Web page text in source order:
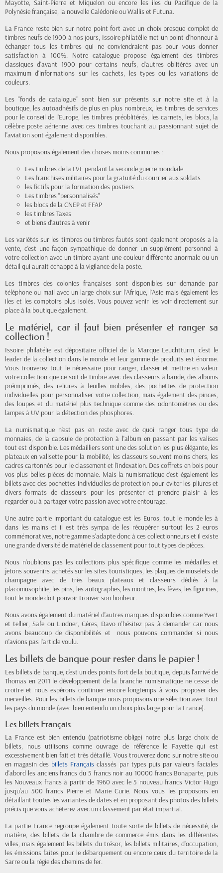
Mayotte, Saint-Pierre et Miquelon ou encore les iles du Pacifique de la
Polynésie française, la nouvelle Calédonie ou Wallis et Futuna.
La France reste bien sur notre point fort avec un choix presque complet de
timbres neufs de 1900 à nos jours, Issoire philatélie met un point d'honneur à
échanger tous les timbres qui ne conviendraient pas pour vous donner
satisfaction à 100%. Notre catalogue propose également des timbres
classiques d'avant 1900 pour certains neufs, d'autres oblitérés avec un
maximum d'informations sur les cachets, les types ou les variations de
couleurs.
Les "fonds de catalogue" sont bien sur présents sur notre site et à la
boutique, les autoadhésifs de plus en plus nombreux, les timbres de services
pour le conseil de l’Europe, les timbres préoblitérés, les carnets, les blocs, la
célèbre poste aérienne avec ces timbres touchant au passionnant sujet de
l'aviation sont également disponibles.
Nous proposons également des choses moins communes :
Les timbres de la LVF pendant la seconde guerre mondiale
Les franchises militaires pour la gratuité du courrier aux soldats
les fictifs pour la formation des postiers
Les timbres "personnalisés"
les blocs de la CNEP et FFAP
les timbres Taxes
et biens d'autres à venir
Les variétés sur les timbres ou timbres fautés sont également proposés a la
vente, c'est une façon sympathique de donner un supplément personnel à
votre collection avec un timbre ayant une couleur différente anormale ou un
détail qui aurait échappé à la vigilance de la poste.
Les timbres des colonies françaises sont disponibles sur demande par
téléphone ou mail avec un large choix sur l’Afrique, l’Asie mais également les
iles et les comptoirs plus isolés. Vous pouvez venir les voir directement sur
place à la boutique également.
Le matériel, car il faut bien présenter et ranger sa
collection !
Issoire philatélie est dépositaire officiel de la Marque Leuchtturm, c'est le
leader de la collection dans le monde et leur gamme de produits est énorme.
Vous trouverez tout le nécessaire pour ranger, classer et mettre en valeur
votre collection que ce soit de timbre avec des classeurs à bande, des albums
préimprimés, des reliures à feuilles mobiles, des pochettes de protection
individuelles pour personnaliser votre collection, mais également des pinces,
des loupes et du matériel plus technique comme des odontomètres ou des
lampes à UV pour la détection des phosphores.
La numismatique n'est pas en reste avec de quoi ranger tous type de
monnaies, de la capsule de protection à l'album en passant par les valises
tout est disponible. Les médailliers sont une des solution les plus élégante, les
plateaux en valisette pour la mobilité, les classeurs souvent moins chers, les
cadres cartonnés pour le classement et l'indexation. Des coffrets en bois pour
vos plus belles pièces de monnaie. Mais la numismatique c'est également les
billets avec des pochettes individuelles de protection pour éviter les pliures et
divers formats de classeurs pour les présenter et prendre plaisir à les
regarder ou à partager votre passion avec votre entourage.
Une autre partie important du catalogue est les Euros, tout le monde les à
dans les mains et il est très sympa de les récupérer surtout les 2 euros
commémoratives, notre gamme s'adapte donc à ces collectionneurs et il existe
une grande diversité de matériel de classement pour tout types de pièces.
Nous n'oublions pas les collections plus spécifique comme les médailles et
jetons souvenirs achetés sur les sites touristiques, les plaques de muselets de
champagne avec de très beaux plateaux et classeurs dédiés à la
placomusophilie, les pins, les autographes, les montres, les fèves, les figurines,
tout le monde doit pouvoir trouver son bonheur.
Nous avons également du matériel d'autres marques disponibles comme Yvert
et tellier, Safe ou Lindner, Céres, Davo n'hésitez pas à demander car nous
avons beaucoup de disponibilités et nous pouvons commander si nous
n'avions pas l'article voulu.
Les billets de banque pour rester dans le papier !
Les billets de banque, c'est un des points fort de la boutique, depuis l'arrivé de
Thomas en 2011 le développement de la branche numismatique ne cesse de
croitre et nous espérons continuer encore longtemps à vous proposer des
merveilles. Pour les billets de banque nous proposons une sélection avec tout
les pays du monde (avec bien entendu un choix plus large pour la France).
Les billets Français
La France est bien entendu (patriotisme oblige) notre plus large choix de
billets, nous utilisons comme ouvrage de référence le Fayette qui est
excessivement bien fait et très détaillé. Vous trouverez donc sur notre site ou
en magasin des billets Français classés par types puis par valeurs faciales
d'abord les anciens francs du 5 francs noir au 10000 francs Bonaparte, puis
les Nouveaux francs à partir de 1960 avec le 5 nouveau francs Victor Hugo
jusqu'au 500 francs Pierre et Marie Curie. Nous vous les proposons en
détaillant toutes les variantes de dates et en proposant des photos des billets
précis que vous achèterez avec un classement par état impartial.
La partie France regroupe également toute sorte de billets de nécessité, de
matière, des billets de la chambre de commerce émis dans les différentes
villes, mais également les billets du trésor, les billets militaires, d'occupation,
les émissions faites pour le débarquement ou encore ceux du territoire de la
Sarre ou la régie des chemins de fer.